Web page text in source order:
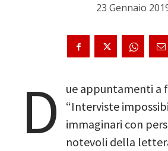
23 Gennaio
D
ue appuntamenti a
“Interviste
immaginari con
notevoli della